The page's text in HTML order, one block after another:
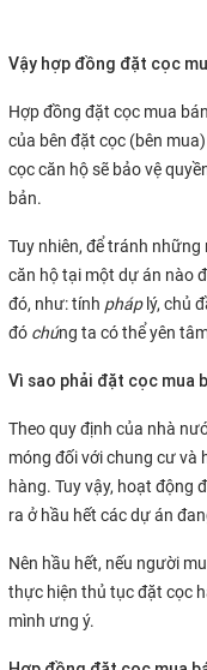
Vậy hợp đồng đặt cọc
Hợp đồng đặt cọc mua
của bên đặt cọc (bên
cọc căn hộ sẽ bảo vệ
bản.
Tuy nhiên, để tránh
căn hộ tại một dự án nào
đó, như: tính pháp lý, chủ
đó chúng ta có thể yên
Vì sao phải đặt cọc mua
Theo quy định của nhà
móng đối với chung cư và
hàng. Tuy vậy, hoạt động
ra ở hầu hết các dự án
Nên hầu hết, nếu người
thực hiện thủ tục đặt cọc
mình ưng ý.